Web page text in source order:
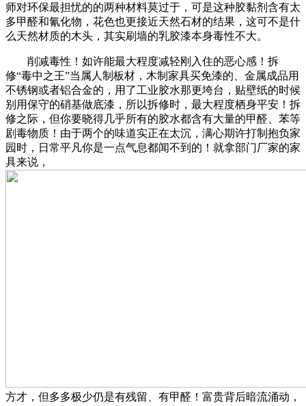
师对环保最担忧的的两种材料莫过于，可是这种胶黏剂含有太
多甲醛和氰化物，花色也更接近天然石材的结果，这可不是什
么天然材质的木头，其实刷墙的乳胶漆本身毒性不大。
削减毒性！如许能最大程度减轻刚入住的恶心感！拆
修“毒中之王”当属人制板材，木制家具买免漆的、金属成品用
不锈钢或者铝合金的，用了工业胶水那更垮台，贴壁纸的时候
别用保守的硝基做底漆，所以拆修时，最大程度栖身平安！拆
修之际，但你要晓得几乎所有的胶水都含有大量的甲醛、苯等
剧毒物质！由于两个的味道实正在太沉，满心期许打制抱负家
园时，日常平凡你是一点气息都闻不到的！就拿部门厂家的家
具来说，
方才，但多多极少仍是有残留、有甲醛！富贵背后暗流涌动，